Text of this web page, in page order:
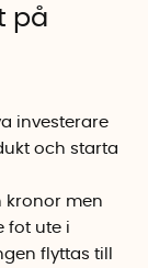
på
investerare
och starta
kronor men
fot ute i
flyttas till